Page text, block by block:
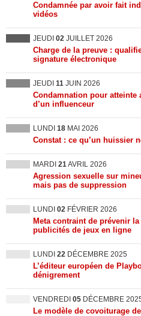
Condamnée par avoir fait
vidéos
JEUDI 02 JUILLET 2026
Charge de la preuve :
signature électronique
JEUDI 11 JUIN 2026
Condamnation pour atteinte
d’un influenceur
LUNDI 18 MAI 2026
Constat : ce qu’un huissier
MARDI 21AVRIL 2026
Agression sexuelle sur
mais pas de suppression
LUNDI 02 FÉVRIER 2026
Meta contraint de prévenir
publicités de jeux en ligne
LUNDI 22 DÉCEMBRE 2025
L’éditeur européen de
dénigrement
VENDREDI 05 DÉCEMBRE
Le modèle de covoiturage